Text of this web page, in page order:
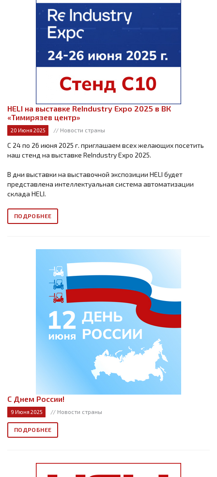
HELI на выставке ReIndustry Expo 2025 в ВК
«Тимирязев центр»
20 Июня 2025 // Новости страны
С 24 по 26 июня 2025 г. приглашаем всех желающих посетить
наш стенд на выставке ReIndustry Expo 2025.
В дни выставки на выставочной экспозиции HELI будет
представлена интеллектуальная система автоматизации
склада HELI.
ПОДРОБНЕЕ
С Днем России!
9 Июня 2025 // Новости страны
ПОДРОБНЕЕ